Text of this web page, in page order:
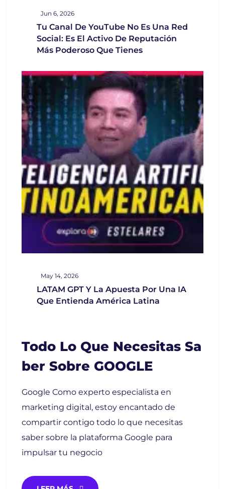
Jun 6, 2026
Tu Canal De YouTube No Es Una Red
Social: Es El Activo De Reputación
Más Poderoso Que Tienes
May 14, 2026
LATAM GPT Y La Apuesta Por Una IA
Que Entienda América Latina
Todo Lo Que Necesitas Sa
Ber Sobre GOOGLE
Google Como experto especialista en
marketing digital, estoy encantado de
compartir contigo todo lo que necesitas
saber sobre la plataforma Google para
impulsar tu negocio